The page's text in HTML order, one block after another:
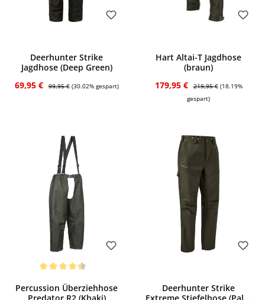
Deerhunter Strike
Jagdhose (Deep Green)
Verkaufspreis:
69,95 € Regulärer Preis:
99,95 € (30.02% gespart)
Hart Altai-T Jagdhose
(braun)
Verkaufspreis:
179,95 € Regulärer Preis:
219,95 € (18.19%
gespart)
Bewerten
Percussion Überziehhose
Deerhunter Strike